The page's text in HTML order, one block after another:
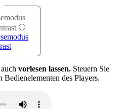
vorlesen lassen. Steuern Sie
des Players.